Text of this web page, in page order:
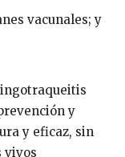
vacunales; y
y
y eficaz, sin
vivos